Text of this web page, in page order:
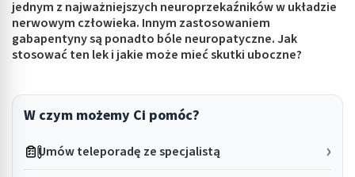
submenu: Intymne
submenu: Wellness
jednym z najważniejszych neuroprzekaźników w układzie
nerwowym człowieka. Innym zastosowaniem
gabapentyny są ponadto bóle neuropatyczne. Jak
stosować ten lek i jakie może mieć skutki uboczne?
W czym możemy Ci pomóc?
Umów teleporadę ze specjalistą